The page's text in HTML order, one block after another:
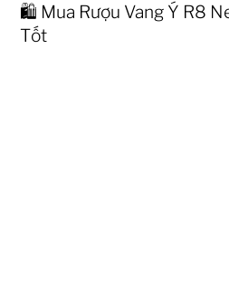
🛍️ Mua Rượu Vang Ý R8
Tốt